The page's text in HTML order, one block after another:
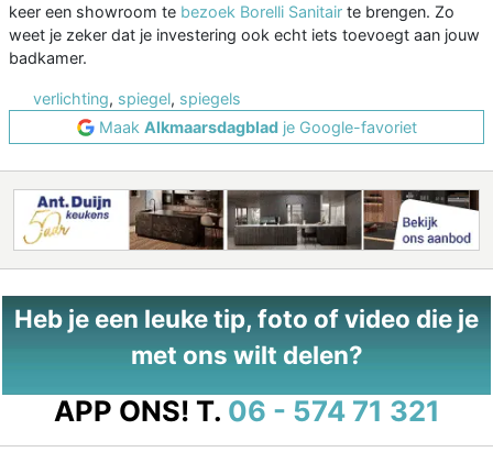
keer een showroom te bezoek Borelli Sanitair te brengen. Zo
weet je zeker dat je investering ook echt iets toevoegt aan jouw
badkamer.
verlichting, spiegel, spiegels
Maak Alkmaarsdagbladje Google-favoriet
Heb je een leuke tip, foto of video die je
met ons wilt delen?
APP ONS! T. 06 - 574 71 321